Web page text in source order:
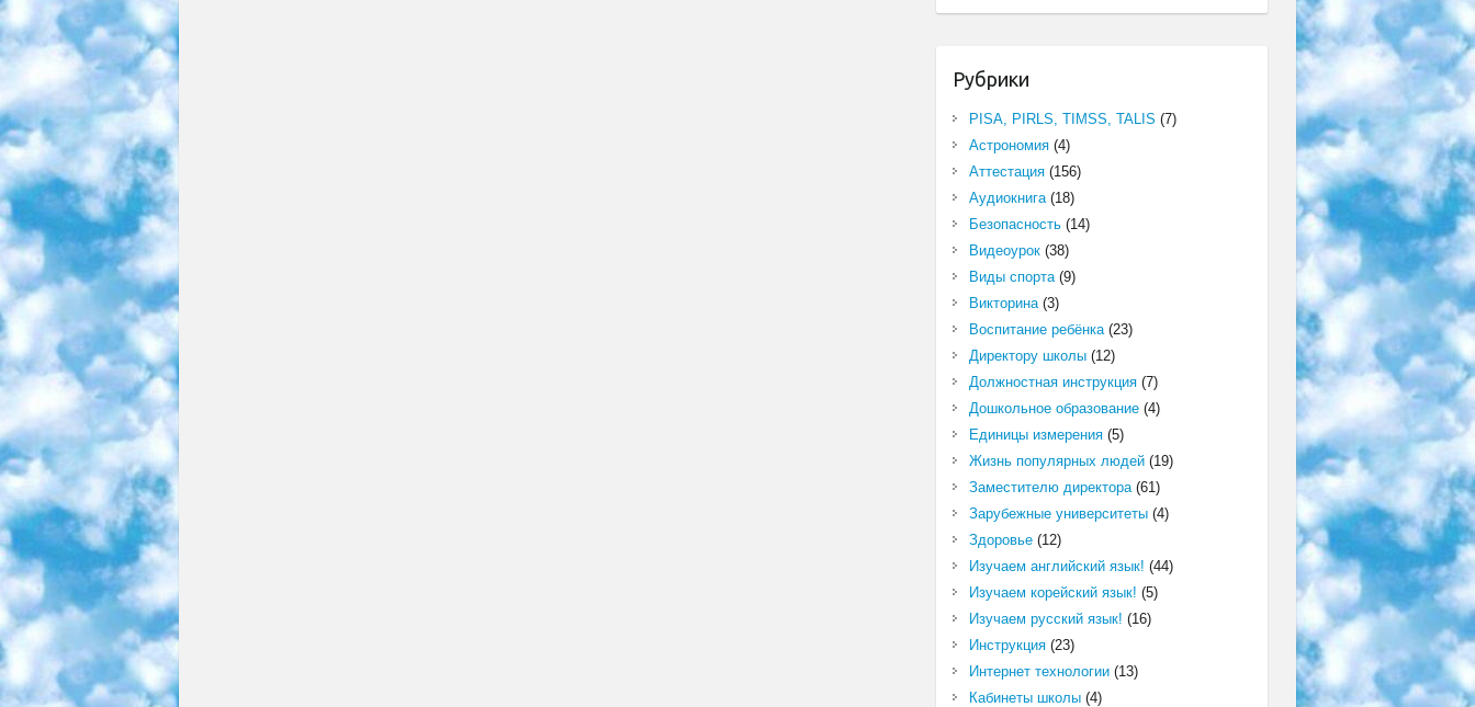
Рубрики
PISA, PIRLS, TIMSS, TALIS (7)
Астрономия(4)
Аттестация(156)
Аудиокнига(18)
Безопасность(14)
Видеоурок(38)
Виды спорта(9)
Викторина(3)
Воспитание ребёнка(23)
Директору школы(12)
Должностная инструкция(7)
Дошкольное образование(4)
Единицы измерения(5)
Жизнь популярных людей(19)
Заместителю директора(61)
Зарубежные университеты(4)
Здоровье(12)
Изучаем английский язык! (44)
Изучаем корейский язык! (5)
Изучаем русский язык! (16)
Инструкция(23)
Интернет технологии(13)
Кабинеты школы(4)